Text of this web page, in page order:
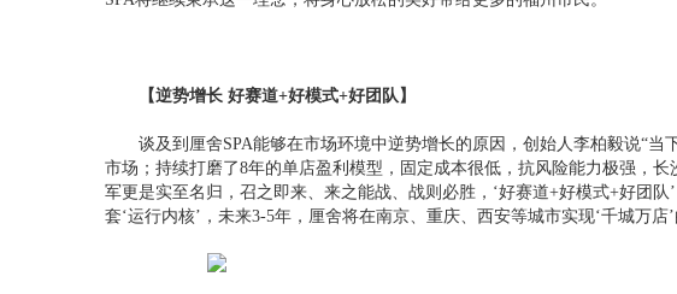
【逆势增长 好赛道+好模式+好团队】
谈及到厘舍SPA能够在市场环境中逆势增长的原因，创始人李柏毅说“
市场；持续打磨了8年的单店盈利模型，固定成本很低，抗风险能力极强，
军更是实至名归，召之即来、来之能战、战则必胜，‘好赛道+好模式+好团
套‘运行内核’，未来3-5年，厘舍将在南京、重庆、西安等城市实现‘千城万店’